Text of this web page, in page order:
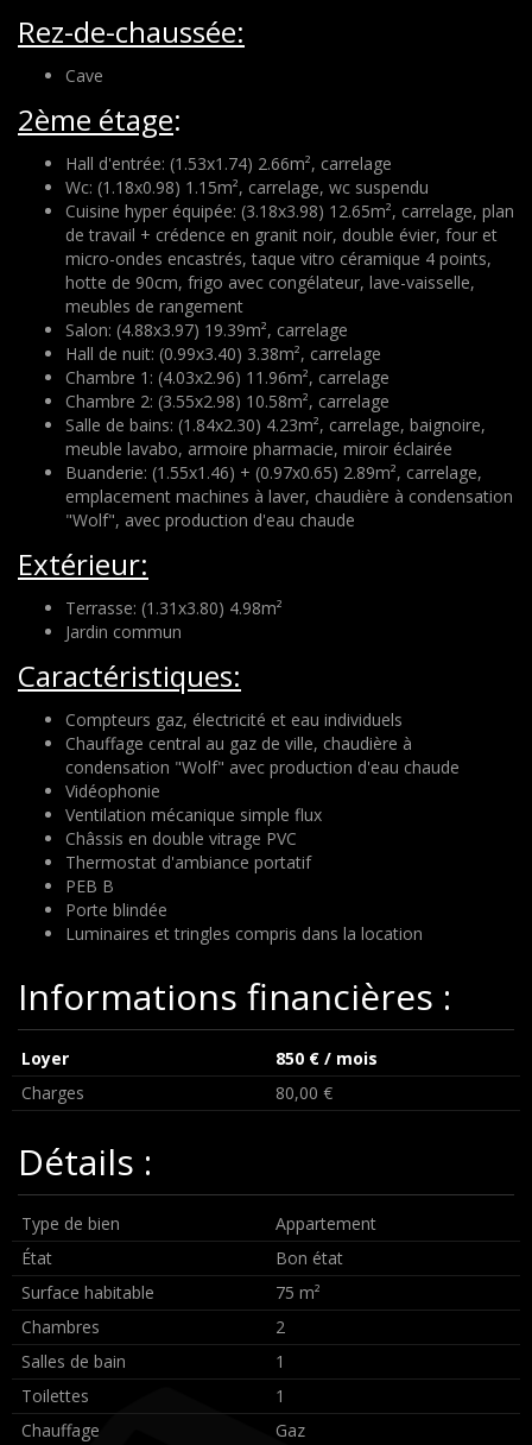
Rez-de-chaussée:
Cave
2ème étage:
Hall d'entrée: (1.53x1.74) 2.66m², carrelage
Wc: (1.18x0.98) 1.15m², carrelage, wc suspendu
Cuisine hyper équipée: (3.18x3.98) 12.65m², carrelage, plan
de travail + crédence en granit noir, double évier, four et
micro-ondes encastrés, taque vitro céramique 4 points,
hotte de 90cm, frigo avec congélateur, lave-vaisselle,
meubles de rangement
Salon: (4.88x3.97) 19.39m², carrelage
Hall de nuit: (0.99x3.40) 3.38m², carrelage
Chambre 1: (4.03x2.96) 11.96m², carrelage
Chambre 2: (3.55x2.98) 10.58m², carrelage
Salle de bains: (1.84x2.30) 4.23m², carrelage, baignoire,
meuble lavabo, armoire pharmacie, miroir éclairée
Buanderie: (1.55x1.46) + (0.97x0.65) 2.89m², carrelage,
emplacement machines à laver, chaudière à condensation
"Wolf", avec production d'eau chaude
Extérieur:
Terrasse: (1.31x3.80) 4.98m²
Jardin commun
Caractéristiques:
Compteurs gaz, électricité et eau individuels
Chauffage central au gaz de ville, chaudière à
condensation "Wolf" avec production d'eau chaude
Vidéophonie
Ventilation mécanique simple flux
Châssis en double vitrage PVC
Thermostat d'ambiance portatif
PEB B
Porte blindée
Luminaires et tringles compris dans la location
Informations financières :
Loyer
850 € / mois
Charges
80,00 €
Détails :
Type de bien
Appartement
État
Bon état
Surface habitable
75 m²
Chambres
2
Salles de bain
1
Toilettes
1
Chauffage
Gaz